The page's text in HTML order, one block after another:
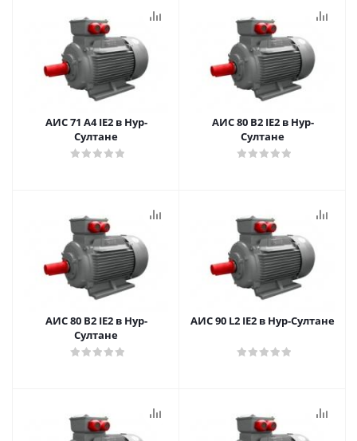
АИС 71 А4 IE2 в Нур-
Султане
АИС 80 В2 IE2 в Нур-
Султане
АИС 80 В2 IE2 в Нур-
Султане
АИС 90 L2 IE2 в Нур-Султане